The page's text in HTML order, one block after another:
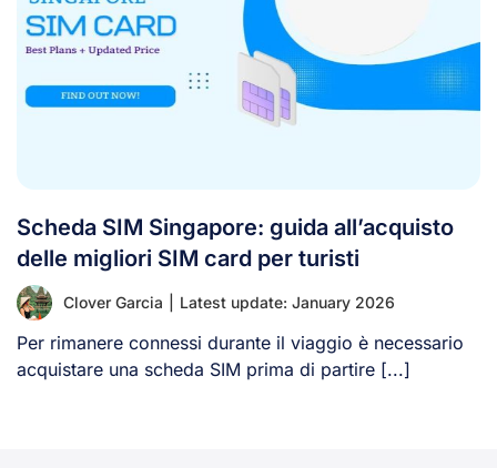
Scheda SIM Singapore: guida all’acquisto
delle migliori SIM card per turisti
Clover Garcia Latest update: January 2026
Per rimanere connessi durante il viaggio è necessario
acquistare una scheda SIM prima di partire [...]